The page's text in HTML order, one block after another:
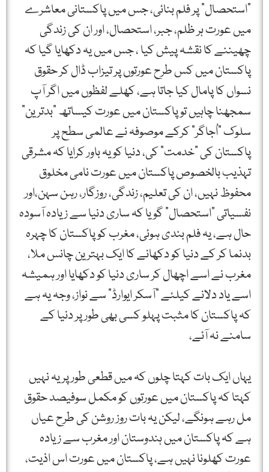
"استحصال” پر فلم بنائی، جس میں پاکستانی معاشرے
میں عورت ہر ظلم، جبر، استحصال، اور ان کی زندگی
چھیننے کا نقشہ پيش کیا ، جس میں یہ دکھایا گیا کہ
پاکستان میں کس طرح عورتوں پر تیزاب ڈال کر حقوق
نسواں کا پامال کیا جاتا ہے، کھلے لفظوں میں اگر آپ
سمجھنا چاہیں تو پاکستان میں عورت کیساتھ "بدترین”
سلوک "اُجاگر” کرکے موصوفہ نے عالمی سطح پر
پاکستان کی "خدمت” کی، دنیا کو یہ باور کرایا کہ مشرقی
تہذیب بالخصوص پاکستان میں عورت نامی مخلوق
محفوظ نہیں، ان کی تعلیم، زندگی، روزگار، رہن سہن،اور
نفسیاتی "استحصال” گویا کہ ساری دنیا سے زیادہ آسودہ
حال ہے، یہ فلم بندی ہوئی، مغرب کو پاکستان کا چہرہ
بدنما کر کے دنیا کو دکھانے کا ایک بہترین چانس ملا،
مغرب نے اسے اچھال کر ساری دنیا کو دکھایا اور ہمیشہ
اسے یاد دلانے کیلئے "آسکر ایوارڈ” سے نواز، وجہ یہ ہے
کہ پاکستان کا مثبت پہلو کسی بھی طور پر دنیا کے
سامنے نہ آئے،
یہاں ایک بات کہتا چلوں کہ میں قطعی طور پر یہ نہیں
کہتا کہ پاکستان میں عورتوں کو مکمل سوفیصد حقوق
مل رہے ہونگے، لیکن یہ بات روز روشن کی طرح عیاں
ہے کہ پاکستان میں ہندوستان اور مغرب سے زيادہ
عورت کھلونا نہیں ہے، پاکستان میں عورت اس اذیت،